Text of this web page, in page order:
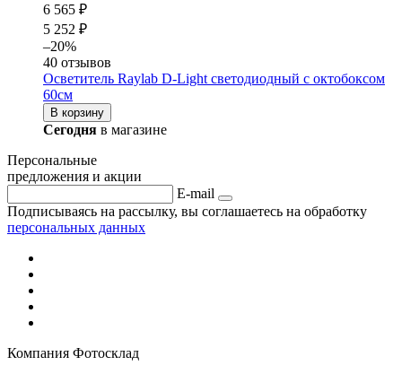
6 565 ₽
5 252 ₽
–20%
40 отзывов
Осветитель Raylab D-Light светодиодный с октобоксом
60см
В корзину
Сегодня в магазине
Персональные
предложения и акции
E-mail
Подписываясь на рассылку, вы соглашаетесь на обработку
персональных данных
Компания Фотосклад